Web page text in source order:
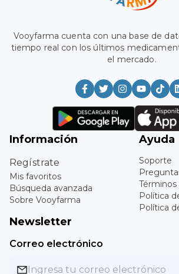
Vooyfarma cuenta con una base de
tiempo real con los últimos
el mercado.
Información
Regístrate
Mis favoritos
Búsqueda avanzada
Sobre Vooyfarma
Ayuda
Soporte
Política
Política
Newsletter
Correo electrónico